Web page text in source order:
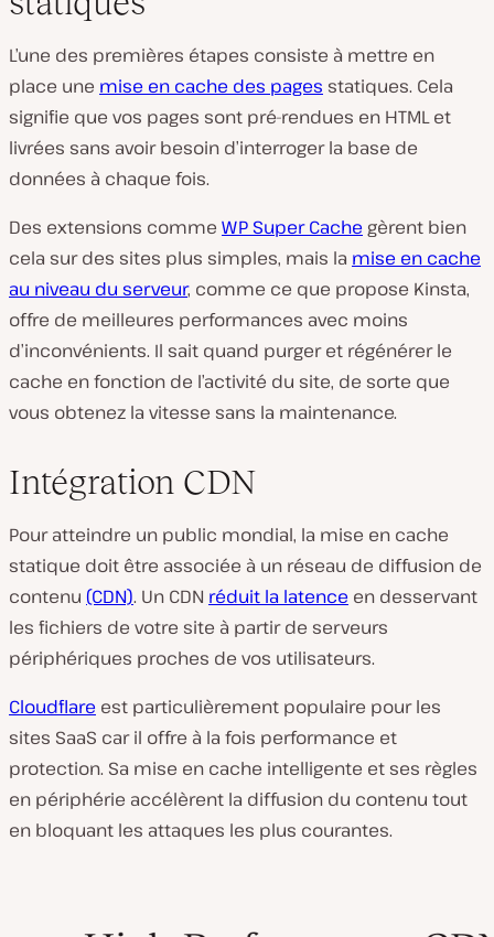
L’une des premières étapes consiste à mettre en
place une mise en cache des pages statiques. Cela
signifie que vos pages sont pré-rendues en HTML et
livrées sans avoir besoin d’interroger la base de
données à chaque fois.
Des extensions comme WP Super Cache gèrent bien
cela sur des sites plus simples, mais la mise en cache
au niveau du serveur, comme ce que propose Kinsta,
offre de meilleures performances avec moins
d’inconvénients. Il sait quand purger et régénérer le
cache en fonction de l’activité du site, de sorte que
vous obtenez la vitesse sans la maintenance.
Intégration CDN
Pour atteindre un public mondial, la mise en cache
statique doit être associée à un réseau de diffusion de
contenu (CDN). Un CDN réduit la latence en desservant
les fichiers de votre site à partir de serveurs
périphériques proches de vos utilisateurs.
Cloudflare est particulièrement populaire pour les
sites SaaS car il offre à la fois performance et
protection. Sa mise en cache intelligente et ses règles
en périphérie accélèrent la diffusion du contenu tout
en bloquant les attaques les plus courantes.